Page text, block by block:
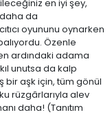
en iyi şey,
da
oyununu oynarken
Özenle
ardındaki adama
unutsa da kalp
bir aşk için, tüm gönül
rüzgârlarıyla alev
daha! (Tanıtım